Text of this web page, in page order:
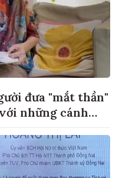
đưa "mắt thần"
những cánh